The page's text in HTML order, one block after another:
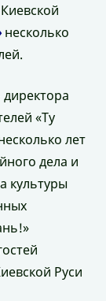
несколько
«Ту
лет
дела и
культуры
Руси